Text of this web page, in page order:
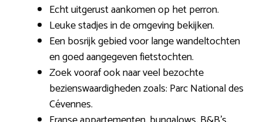
Echt uitgerust aankomen op het perron.
Leuke stadjes in de omgeving bekijken.
Een bosrijk gebied voor lange wandeltochten
en goed aangegeven fietstochten.
Zoek vooraf ook naar veel bezochte
bezienswaardigheden zoals: Parc National des
Cévennes.